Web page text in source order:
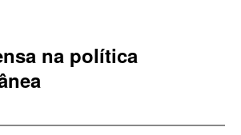
na política